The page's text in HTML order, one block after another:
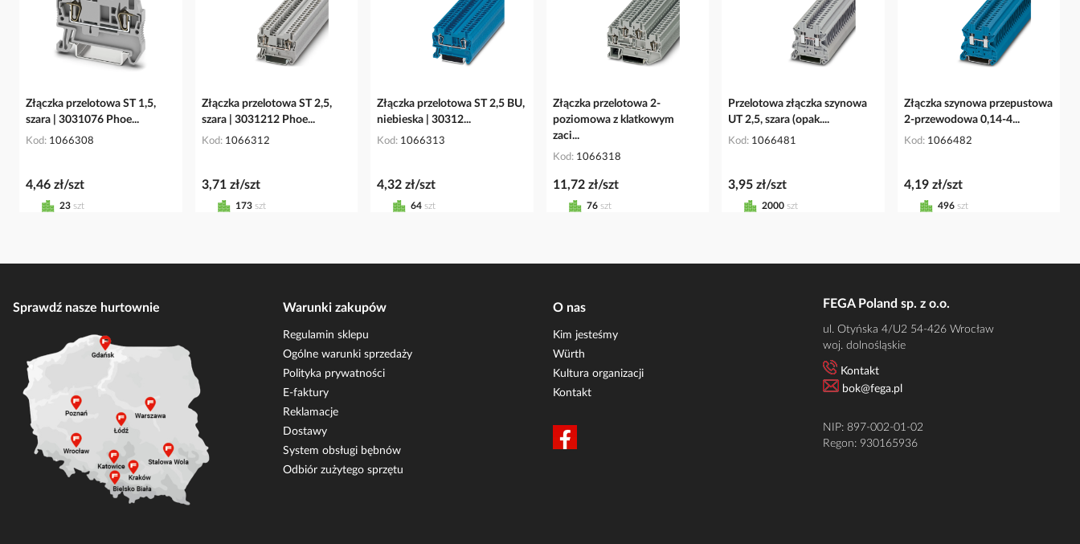
Złączka przelotowa ST 1,5,
szara | 3031076 Phoe...
Kod 1066308
4,46 zł/szt
23 szt
Złączka przelotowa ST 2,5,
szara | 3031212 Phoe...
Kod 1066312
3,71 zł/szt
173 szt
Złączka przelotowa ST 2,5 BU,
niebieska | 30312...
Kod 1066313
4,32 zł/szt
64 szt
Złączka przelotowa 2-
poziomowa z klatkowym
zaci...
Kod 1066318
11,72 zł/szt
76 szt
Przelotowa złączka szynowa
UT 2,5, szara (opak....
Kod 1066481
3,95 zł/szt
2000 szt
Złączka szynowa przepustowa
2-przewodowa 0,14-4...
Kod 1066482
4,19 zł/szt
496 szt
Sprawdź nasze hurtownie Warunki zakupów
Regulamin sklepu
Ogólne warunki sprzedaży
Polityka prywatności
E-faktury
Reklamacje
Dostawy
System obsługi bębnów
Odbiór zużytego sprzętu
O nas
Kim jesteśmy
Würth
Kultura organizacji
Kontakt
FEGA Poland sp. z o.o.
ul. Otyńska 4/U2 54-426 Wrocław
woj. dolnośląskie
Kontakt
bok@fega.pl
NIP: 897-002-01-02
Regon: 930165936